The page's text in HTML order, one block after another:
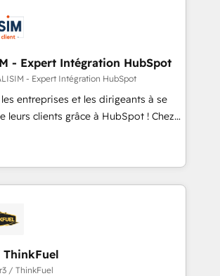
to help you
your investment in HubSpot.
partner, we provide expertise to
Since 2015 we are fully
and with an experienced
work with reputable companies in
as manufacturing, SaaS and
We prepare a customized
digital transformation, including a
rationale with a focus on ROI and
transformational journey that sets your
long-term success. Unlock your
- Expert Intégration HubSpot
- Expert Intégration HubSpot
entreprises et les dirigeants à se
leurs clients grâce à HubSpot ! Chez
nous avons l'intime conviction que la
passe par l’innovation web,
et la relation client ! C'est
experts sont à la fois capables de
votre stratégie digitale et le pilotage
DIGITALISIM : 🧽 Nettoyage,
des bases de données. 🚀
/ ThinkFuel